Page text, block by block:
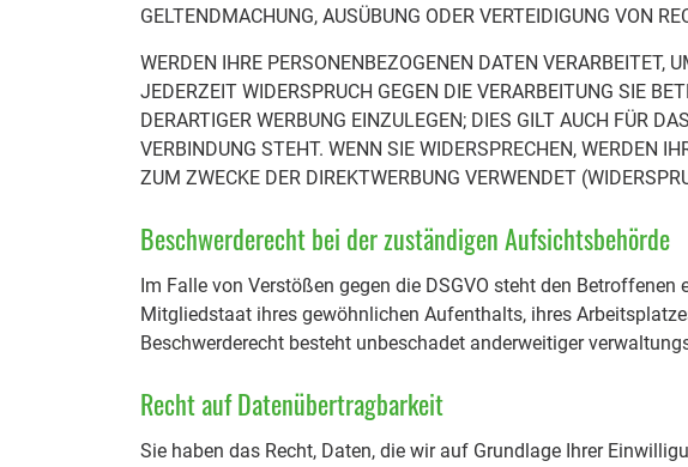
GELTENDMACHUNG, AUSÜBUNG ODER VERTEIDIGUNG VON
WERDEN IHRE PERSONENBEZOGENEN DATEN VERARBEITET,
JEDERZEIT WIDERSPRUCH GEGEN DIE VERARBEITUNG SIE
DERARTIGER WERBUNG EINZULEGEN; DIES GILT AUCH FÜR
VERBINDUNG STEHT. WENN SIE WIDERSPRECHEN, WERDEN
ZUM ZWECKE DER DIREKTWERBUNG VERWENDET
Beschwerderecht bei der zuständigen Aufsichtsbehörde
Im Falle von Verstößen gegen die DSGVO steht den
Mitgliedstaat ihres gewöhnlichen Aufenthalts, ihres
Beschwerderecht besteht unbeschadet anderweitiger
Recht auf Datenübertragbarkeit
Sie haben das Recht, Daten, die wir auf Grundlage Ihrer